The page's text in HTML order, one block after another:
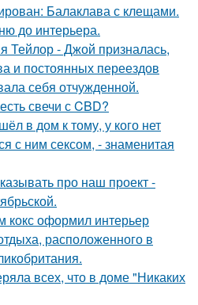
Балаклава с клещами.
до интерьера.
Тейлор - Джой призналась,
и постоянных переездов
себя отчужденной.
свечи с CBD?
в дом к тому, у кого нет
с ним сексом, - знаменитая
про наш проект -
оформил интерьер
расположенного в
всех, что в доме "Никаких